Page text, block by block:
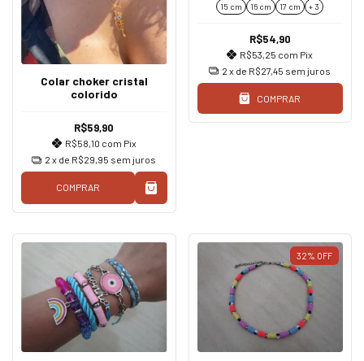
Colar choker cristal
colorido
R$59,90
R$58,10 com Pix
2 x de R$29,95 sem juros
COMPRAR
15 cm 16 cm 17 cm + 3
R$54,90
R$53,25 com Pix
2 x de R$27,45 sem juros
COMPRAR
32% OFF